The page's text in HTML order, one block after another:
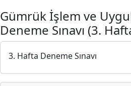
Gümrük İşlem ve
Deneme Sınavı (3.
3. Hafta Deneme Sınavı